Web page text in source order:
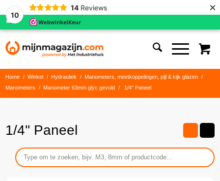
10
14 Reviews ×
Home / Winkel / Hydrauliek / Manometers, meetkoppelingen, pijl & kijk glazen
/
Manometers
/ Manometer 63mm glyc gevuld / 1/4'' Paneel
1/4'' Paneel